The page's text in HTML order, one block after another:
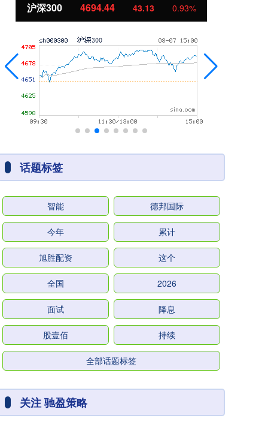
沪深300 4694.44 43.13 0.93%
话题标签
智能 德邦国际
今年 累计
旭胜配资 这个
全国 2026
面试 降息
股壹佰 持续
全部话题标签
关注 驰盈策略